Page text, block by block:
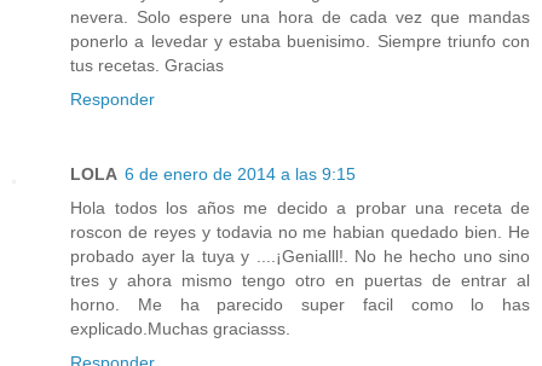
nevera. Solo espere una hora de cada vez que mandas
ponerlo a levedar y estaba buenisimo. Siempre triunfo con
tus recetas. Gracias
Responder
LOLA 6 de enero de 2014 a las 9:15
Hola todos los años me decido a probar una receta de
roscon de reyes y todavia no me habian quedado bien. He
probado ayer la tuya y ....¡Genialll!. No he hecho uno sino
tres y ahora mismo tengo otro en puertas de entrar al
horno. Me ha parecido super facil como lo has
explicado.Muchas graciasss.